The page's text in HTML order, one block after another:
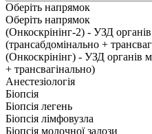
Оберіть напрямок
Оберіть напрямок
(Онкоскрінінг-2) - УЗД
(трансабдомінально +
(Онкоскрінінг) - УЗД органів
+ трансвагінально)
Анестезіологія
Біопсія
Біопсія легень
Біопсія лімфовузла
Біопсія молочної залози